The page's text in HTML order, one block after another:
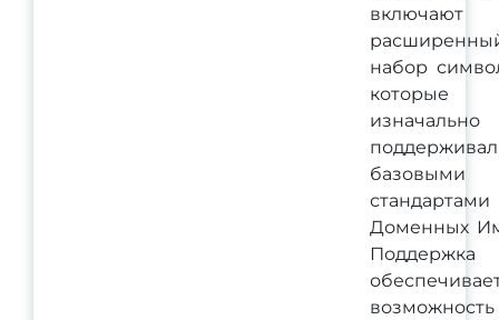
включают
набор
которые
базовыми
стандартами
Доменных
Поддержка
возможность